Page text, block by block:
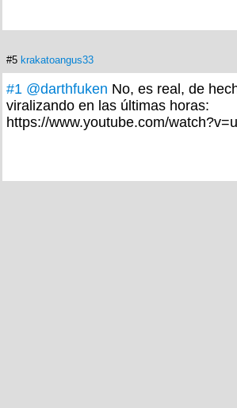
#5 krakatoangus33
#1 @darthfuken No, es real, de
viralizando en las últimas horas:
https://www.youtube.com/